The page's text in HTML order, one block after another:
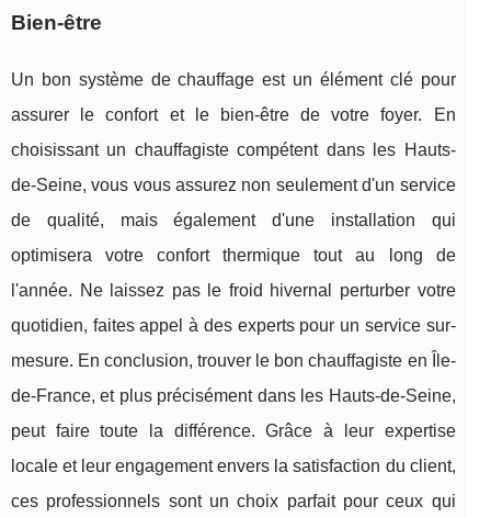
Bien-être
Un bon système de chauffage est un élément clé pour
assurer le confort et le bien-être de votre foyer. En
choisissant un chauffagiste compétent dans les Hauts-
de-Seine, vous vous assurez non seulement d'un service
de qualité, mais également d'une installation qui
optimisera votre confort thermique tout au long de
l'année. Ne laissez pas le froid hivernal perturber votre
quotidien, faites appel à des experts pour un service sur-
mesure. En conclusion, trouver le bon chauffagiste en Île-
de-France, et plus précisément dans les Hauts-de-Seine,
peut faire toute la différence. Grâce à leur expertise
locale et leur engagement envers la satisfaction du client,
ces professionnels sont un choix parfait pour ceux qui